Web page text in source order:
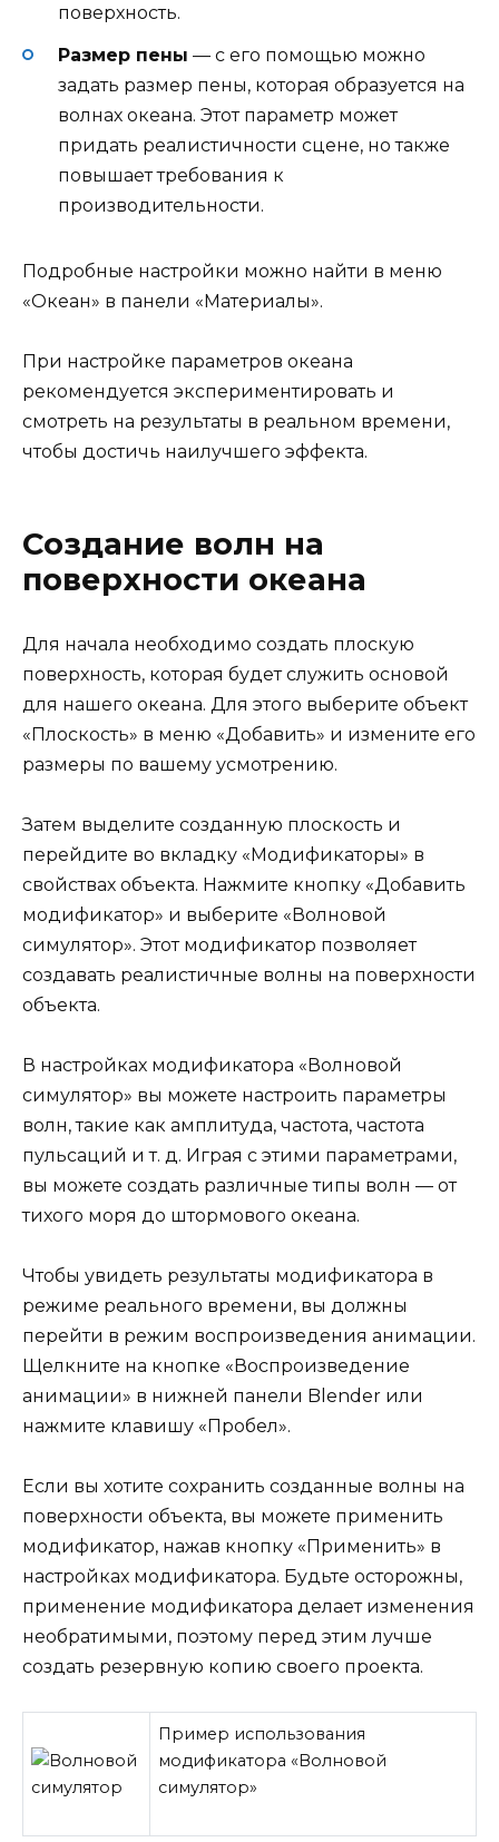
поверхность.
Размер пены — с его помощью можно
задать размер пены, которая образуется на
волнах океана. Этот параметр может
придать реалистичности сцене, но также
повышает требования к
производительности.
Подробные настройки можно найти в меню
«Океан» в панели «Материалы».
При настройке параметров океана
рекомендуется экспериментировать и
смотреть на результаты в реальном времени,
чтобы достичь наилучшего эффекта.
Создание волн на
поверхности океана
Для начала необходимо создать плоскую
поверхность, которая будет служить основой
для нашего океана. Для этого выберите объект
«Плоскость» в меню «Добавить» и измените его
размеры по вашему усмотрению.
Затем выделите созданную плоскость и
перейдите во вкладку «Модификаторы» в
свойствах объекта. Нажмите кнопку «Добавить
модификатор» и выберите «Волновой
симулятор». Этот модификатор позволяет
создавать реалистичные волны на поверхности
объекта.
В настройках модификатора «Волновой
симулятор» вы можете настроить параметры
волн, такие как амплитуда, частота, частота
пульсаций и т. д. Играя с этими параметрами,
вы можете создать различные типы волн — от
тихого моря до штормового океана.
Чтобы увидеть результаты модификатора в
режиме реального времени, вы должны
перейти в режим воспроизведения анимации.
Щелкните на кнопке «Воспроизведение
анимации» в нижней панели Blender или
нажмите клавишу «Пробел».
Если вы хотите сохранить созданные волны на
поверхности объекта, вы можете применить
модификатор, нажав кнопку «Применить» в
настройках модификатора. Будьте осторожны,
применение модификатора делает изменения
необратимыми, поэтому перед этим лучше
создать резервную копию своего проекта.
Пример использования
модификатора «Волновой
симулятор»